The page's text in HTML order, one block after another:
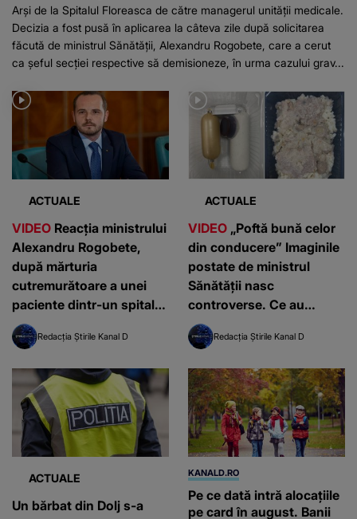
Arşi de la Spitalul Floreasca de către managerul unității medicale.
Decizia a fost pusă în aplicarea la câteva zile după solicitarea
făcută de ministrul Sănătăţii, Alexandru Rogobete, care a cerut
ca şeful secţiei respective să demisioneze, în urma cazului grav...
ACTUALE
VIDEO Reacția ministrului
Alexandru Rogobete,
după mărturia
cutremurătoare a unei
paciente dintr-un spital
de arși: „Am citit cu mare
atenție scrisoarea
inacceptabil”
Redacția Știrile Kanal D
ACTUALE
VIDEO „Poftă bună celor
din conducere” Imaginile
postate de ministrul
Sănătății nasc
controverse. Ce au
descoperit inspectorii
DSP care au mers în
medicală
Redacția Știrile Kanal D
ACTUALE
Un bărbat din Dolj s-a
KANALD.RO
Pe ce dată intră alocațiile
pe card în august. Banii